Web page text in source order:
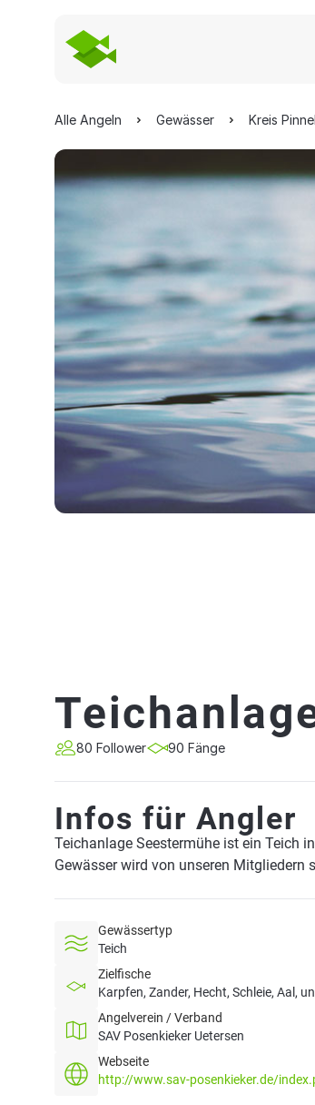
Alle Angeln Gewässer Kreis
80 Follower 90 Fänge
Infos für Angler
Teichanlage Seestermühe ist ein Teich
Gewässer wird von unseren Mitgliedern
Gewässertyp
Teich
Zielfische
Karpfen, Zander, Hecht, Schleie, Aal,
Angelverein / Verband
SAV Posenkieker Uetersen
Webseite
http://www.sav-posenkieker.de/